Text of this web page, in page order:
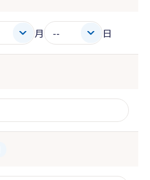
月 日